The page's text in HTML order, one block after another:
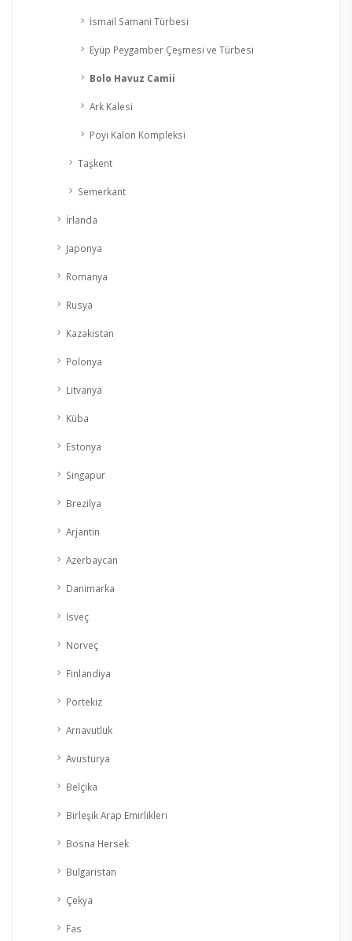
İsmail Samani Türbesi
Eyüp Peygamber Çeşmesi ve Türbesi
Bolo Havuz Camii
Ark Kalesi
Poyi Kalon Kompleksi
Taşkent
Semerkant
İrlanda
Japonya
Romanya
Rusya
Kazakistan
Polonya
Litvanya
Küba
Estonya
Singapur
Brezilya
Arjantin
Azerbaycan
Danimarka
İsveç
Norveç
Finlandiya
Portekiz
Arnavutluk
Avusturya
Belçika
Birleşik Arap Emirlikleri
Bosna Hersek
Bulgaristan
Çekya
Fas